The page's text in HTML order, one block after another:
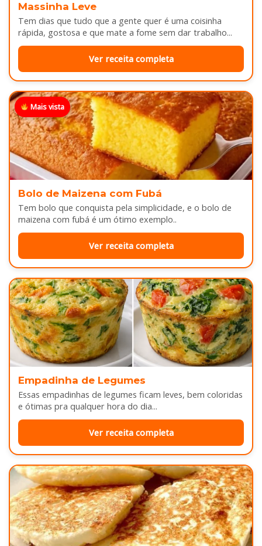
Massinha Leve
Tem dias que tudo que a gente quer é uma coisinha
rápida, gostosa e que mate a fome sem dar trabalho...
Ver receita completa
Mais vista
Bolo de Maizena com Fubá
Tem bolo que conquista pela simplicidade, e o bolo de
maizena com fubá é um ótimo exemplo..
Ver receita completa
Empadinha de Legumes
Essas empadinhas de legumes ficam leves, bem coloridas
e ótimas pra qualquer hora do dia...
Ver receita completa